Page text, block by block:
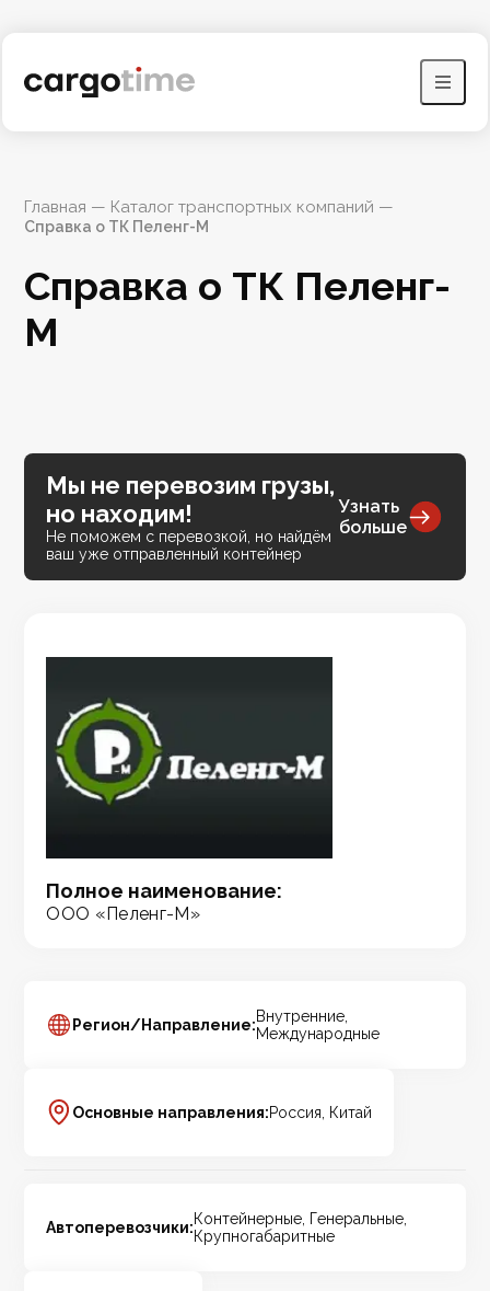
Главная — Каталог транспортных компаний —
Справка о ТК Пеленг-М
Справка о ТК Пеленг-
М
Полное наименование:
ООО «Пеленг-М»
Мы не перевозим грузы,
но находим!
Не поможем с перевозкой, но найдём
ваш уже отправленный контейнер
Узнать
больше
Регион/Направление:Внутренние,
Международные
Основные направления:Россия, Китай
Автоперевозчики:Контейнерные, Генеральные,
Крупногабаритные